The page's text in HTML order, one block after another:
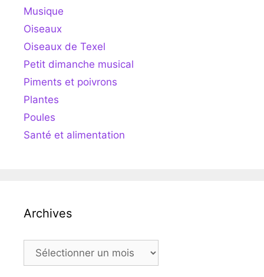
Musique
Oiseaux
Oiseaux de Texel
Petit dimanche musical
Piments et poivrons
Plantes
Poules
Santé et alimentation
Archives
Archives